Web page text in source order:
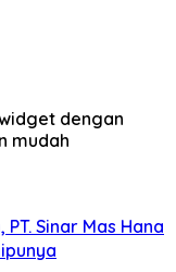
dengan
mudah
Sinar Mas Hana